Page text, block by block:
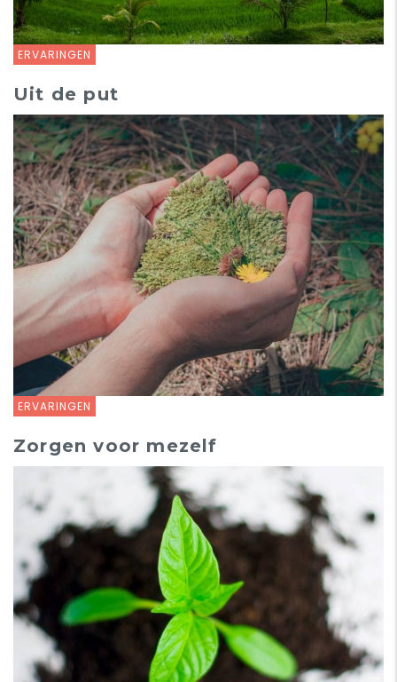
ERVARINGEN
ERVARINGEN
Uit de put
Zorgen voor mezelf